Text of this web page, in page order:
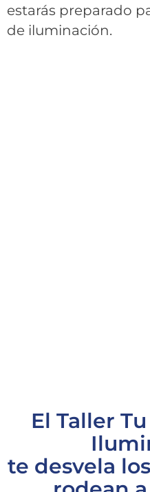
estarás preparado
de iluminación.
El Taller
te desvela